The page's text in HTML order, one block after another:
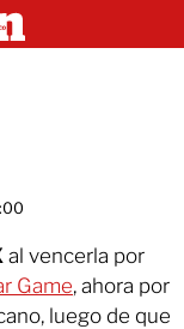
al vencerla por
Game, ahora por
luego de que